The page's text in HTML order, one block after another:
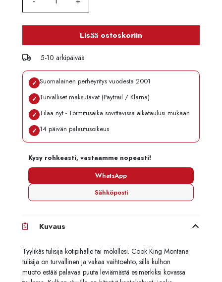
Lisää ostoskoriin
5-10 arkipäivää
✓ Suomalainen perheyritys vuodesta 2001
✓ Turvalliset maksutavat (Paytrail / Klarna)
✓ Tilaa nyt - Toimitusaika sovittavissa aikataulusi mukaan
✓ 14 päivän palautusoikeus
Kysy rohkeasti, vastaamme nopeasti!
WhatsApp
Sähköposti
Kuvaus
Tyylikäs tulisija kotipihalle tai mökillesi. Cook King Montana
tulisija on turvallinen ja vakaa vaihtoehto, sillä kulhon
muoto estää palavaa puuta leviämästä esimerkiksi kovassa